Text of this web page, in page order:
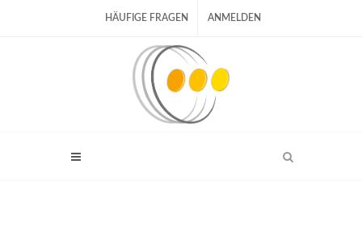
HÄUFIGE FRAGEN ANMELDEN